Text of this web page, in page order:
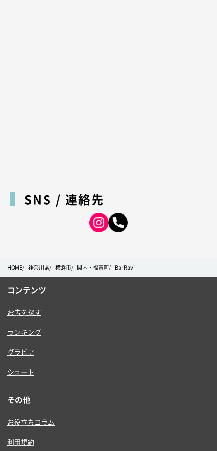
SNS / 連絡先
HOME 神奈川県 横浜市 関内・福富町 Bar Ravi
コンテンツ
お店を探す
ランキング
グラビア
ショート
その他
お役立ちコラム
利用規約